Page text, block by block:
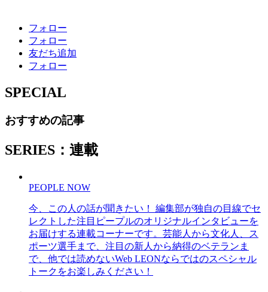
フォロー
フォロー
友だち追加
フォロー
SPECIAL
おすすめの記事
SERIES：連載
PEOPLE NOW
今、この人の話が聞きたい！ 編集部が独自の目線でセ
レクトした注目ピープルのオリジナルインタビューを
お届けする連載コーナーです。芸能人から文化人、ス
ポーツ選手まで、注目の新人から納得のベテランま
で、他では読めないWeb LEONならではのスペシャル
トークをお楽しみください！